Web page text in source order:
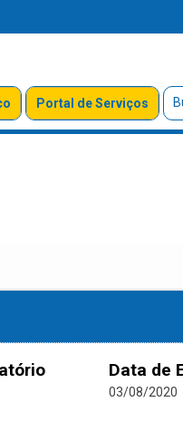
Portal de Serviços
Data de
03/08/2020